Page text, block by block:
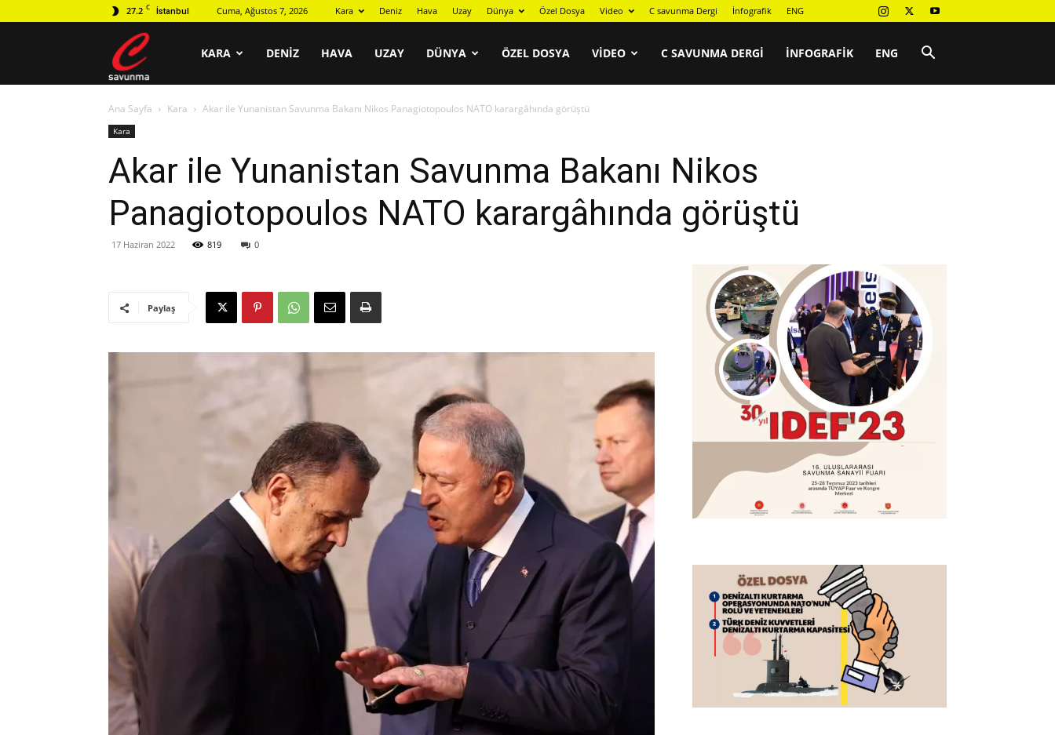
27.2 C İstanbul Cuma, Ağustos 7, 2026 Kara Deniz Hava Uzay Dünya Özel Dosya Video C savunma Dergi İnfografik ENG
savunma
KARA DENIZ HAVA UZAY DÜNYA ÖZEL DOSYA VIDEO C SAVUNMA DERGI İNFOGRAFIK ENG
Ana Sayfa Kara Akar ile Yunanistan Savunma Bakanı Nikos Panagiotopoulos NATO karargâhında görüştü
Kara
Akar ile Yunanistan Savunma Bakanı Nikos
Panagiotopoulos NATO karargâhında görüştü
17 Haziran 2022 819 0
Paylaş